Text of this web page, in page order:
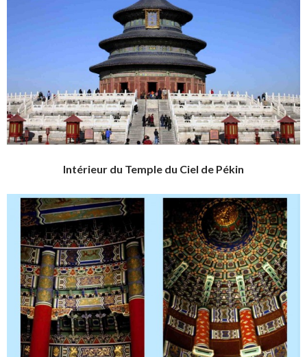
Intérieur du Temple du Ciel de Pékin